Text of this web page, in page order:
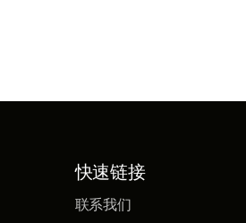
快速链接
联系我们